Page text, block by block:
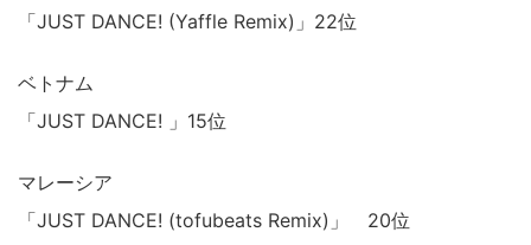
「JUST DANCE! (Yaffle Remix)」22位
ベトナム
「JUST DANCE! 」15位
マレーシア
「JUST DANCE! (tofubeats Remix)」 20位